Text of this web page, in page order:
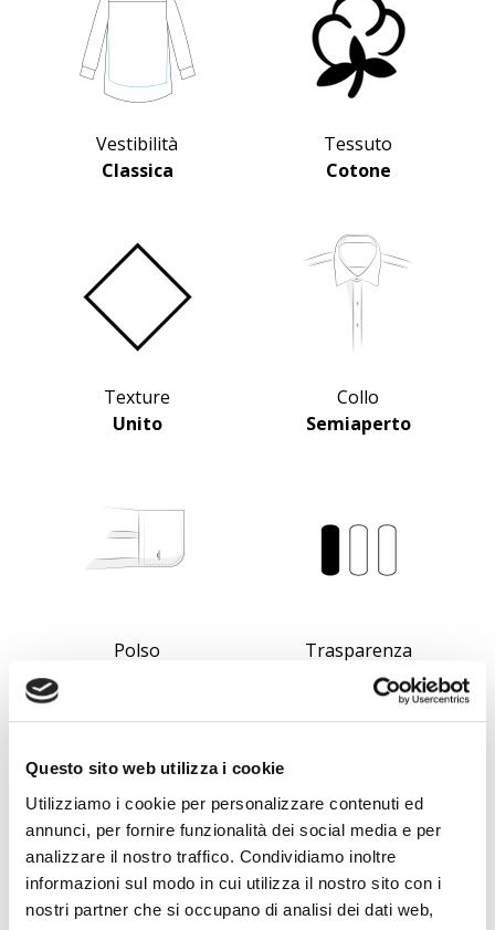
Questo sito web utilizza i cookie
Utilizziamo i cookie per personalizzare contenuti ed
annunci, per fornire funzionalità dei social media e per
analizzare il nostro traffico. Condividiamo inoltre
informazioni sul modo in cui utilizza il nostro sito con i
nostri partner che si occupano di analisi dei dati web,
Vestibilità
Classica
Tessuto
Cotone
Texture
Unito
Collo
Semiaperto
Polso
Trasparenza